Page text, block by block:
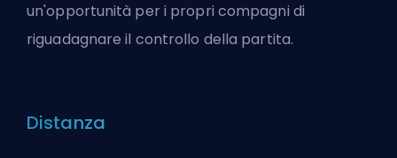
un'opportunità per i propri compagni di
riguadagnare il controllo della partita.
Distanza